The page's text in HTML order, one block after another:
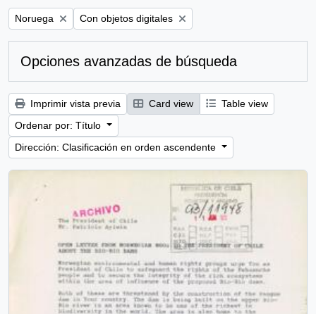
Remove filter:
Noruega Remove filter:
Con objetos digitales
Opciones avanzadas de búsqueda
Imprimir vista previa Card view
Table view
Ordenar por: Título
Dirección: Clasificación en orden ascendente